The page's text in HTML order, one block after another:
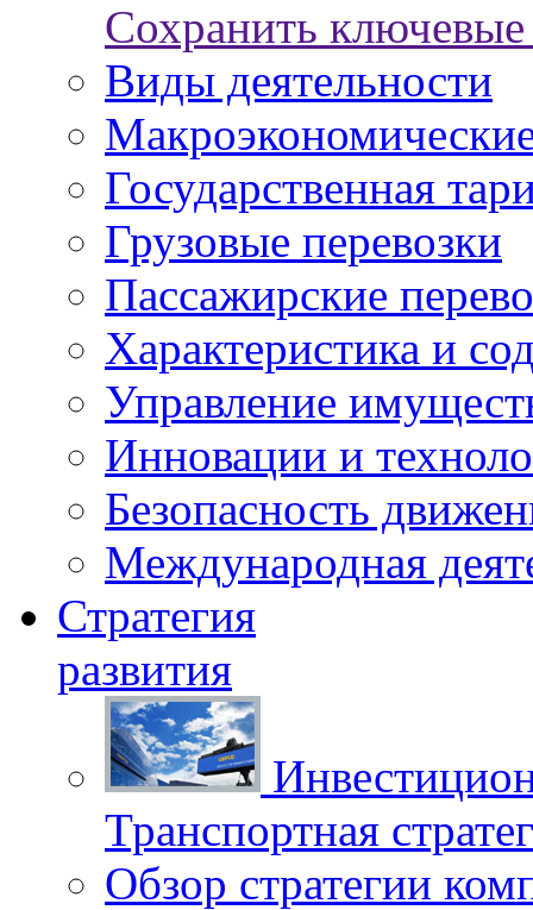
Сохранить ключевые
Виды деятельности
Государственная
Грузовые перевозки
Пассажирские
Характеристика и
Управление
Инновации и
Безопасность
Международная
Стратегия
развития
Транспортная
Обзор стратегии